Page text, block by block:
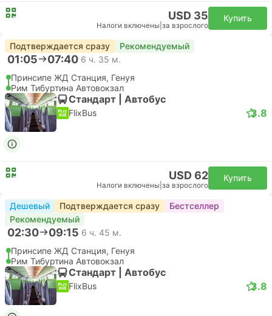
USD 35
Налоги включены за взрослого
Купить
Подтверждается сразу Рекомендуемый
01:05 07:40 6 ч. 35 м.
Принсипе ЖД Станция, Генуя
Рим Тибуртина Автовокзал
Стандарт | Автобус
FlixBus 3.8
USD 62
Налоги включены за взрослого
Купить
Дешевый Подтверждается сразу
Бестселлер
Рекомендуемый
02:30 09:15 6 ч. 45 м.
Принсипе ЖД Станция, Генуя
Рим Тибуртина Автовокзал
Стандарт | Автобус
FlixBus 3.8